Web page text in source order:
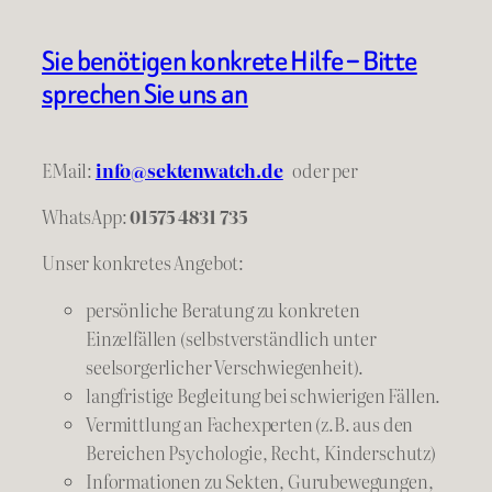
Sie benötigen konkrete Hilfe – Bitte
sprechen Sie uns an
EMail:info@sektenwatch.de oderper
WhatsApp:01575 4831 735
Unser konkretes Angebot:
persönliche Beratung zu konkreten
Einzelfällen (selbstverständlich unter
seelsorgerlicher Verschwiegenheit).
langfristige Begleitung bei schwierigen Fällen.
Vermittlung an Fachexperten (z.B. aus den
Bereichen Psychologie, Recht, Kinderschutz)
Informationen zu Sekten, Gurubewegungen,